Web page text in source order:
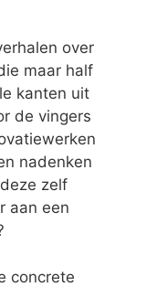
over
maar half
kanten uit
de vingers
nadenken
zelf
aan een
concrete